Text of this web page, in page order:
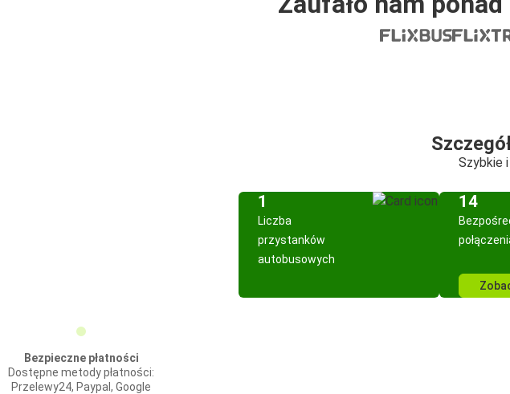
Szybkie
1
Liczba
przystanków
autobusowych
14
Bezpieczne płatności
Dostępne metody płatności:
Przelewy24, Paypal, Google